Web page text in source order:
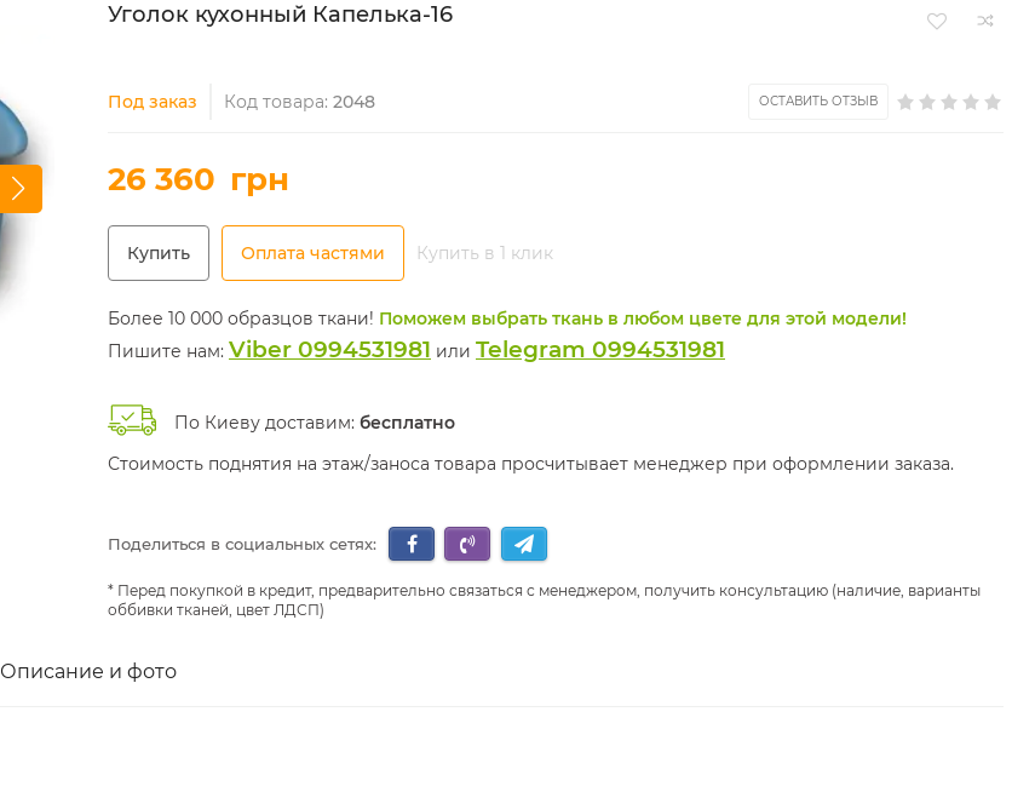
Уголок кухонный Капелька-16
Под заказ Код товара: 2048 ОСТАВИТЬ ОТЗЫВ
26 360 грн
Купить Оплата частями Купить в 1 клик
Более 10 000 образцов ткани! Поможем выбрать ткань в любом цвете для этой модели!
Пишите нам: Viber 0994531981 или Telegram 0994531981
По Киеву доставим: бесплатно
Стоимость поднятия на этаж/заноса товара просчитывает менеджер при оформлении заказа.
Поделиться в социальных сетях:
Перед покупкой в кредит, предварительно связаться с менеджером, получить консультацию (наличие, варианты
оббивки тканей, цвет ЛДСП)
Описание и фото